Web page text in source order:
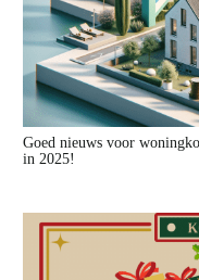
Goed nieuws voor
in 2025!